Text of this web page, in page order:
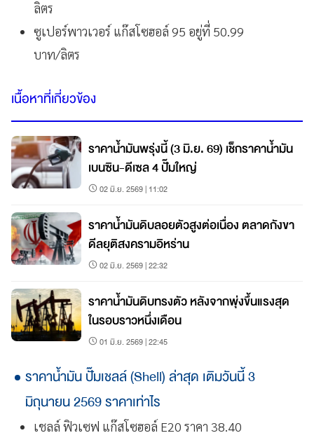
ลิตร
ซูเปอร์พาวเวอร์ แก๊สโซฮอล์ 95 อยู่ที่ 50.99
บาท/ลิตร
เนื้อหาที่เกี่ยวข้อง
ราคาน้ำมันพรุ่งนี้ (3 มิ.ย. 69) เช็กราคาน้ำมัน
เบนซิน-ดีเซล 4 ปั๊มใหญ่
02 มิ.ย. 2569 | 11:02
ราคาน้ำมันดิบลอยตัวสูงต่อเนื่อง ตลาดกังขา
ดีลยุติสงครามอิหร่าน
02 มิ.ย. 2569 | 22:32
ราคาน้ำมันดิบทรงตัว หลังจากพุ่งขึ้นแรงสุด
ในรอบราวหนึ่งเดือน
01 มิ.ย. 2569 | 22:45
ราคาน้ำมัน ปั๊มเชลล์ (Shell) ล่าสุด เติมวันนี้ 3
มิถุนายน 2569 ราคาเท่าไร
เชลล์ ฟิวเซฟ แก๊สโซฮอล์ E20 ราคา 38.40